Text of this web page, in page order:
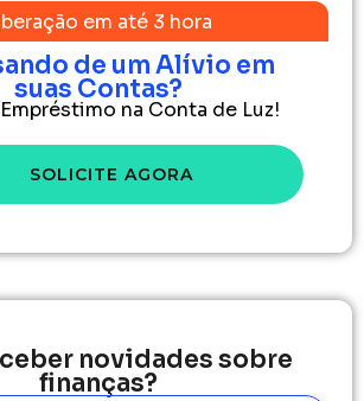
em até 3 hora
de um Alívio em
suas Contas?
na Conta de Luz!
SOLICITE AGORA
novidades sobre
finanças?